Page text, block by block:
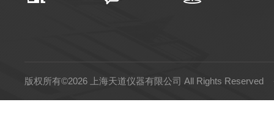
版权所有©2026 上海天道仪器有限公司 All Rights Reserved